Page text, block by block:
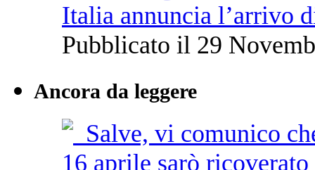
Italia annuncia l’arrivo
Pubblicato il 29
Ancora da leggere